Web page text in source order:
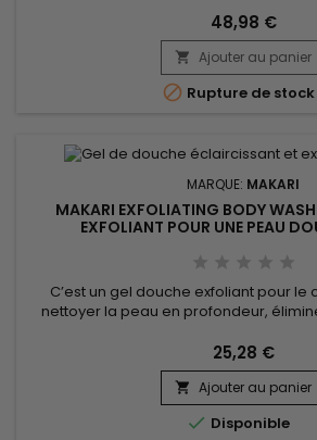
l’Acide Ascorbique (Vitamine C) et
48,98 €
 Ajouter au panier
 Rupture de stock
MARQUE: MAKARI
MAKARI EXFOLIATING BODY
EXFOLIANT POUR UNE PEAU
C’est un gel douche exfoliant pour
nettoyer la peau en profondeur,
Armeniaca (Apricot Seed Extract), en
extrait de mûrier, en réglisse, en Aloe
C et E, Makari Exfoliating Body Wash
25,28 €
 Ajouter au panier
 Disponible